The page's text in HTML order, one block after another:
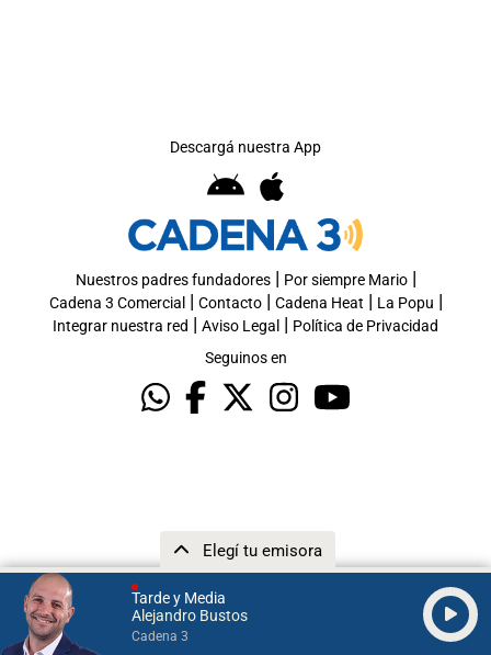
Tarde y Media
Alejandro Bustos
Cadena 3
Elegí tu emisora
Descargá nuestra App
Nuestros padres fundadores| Por siempre Mario|
Cadena 3 Comercial | Contacto| Cadena Heat | La Popu |
Integrar nuestra red | Aviso Legal | Política de Privacidad
Seguinos en